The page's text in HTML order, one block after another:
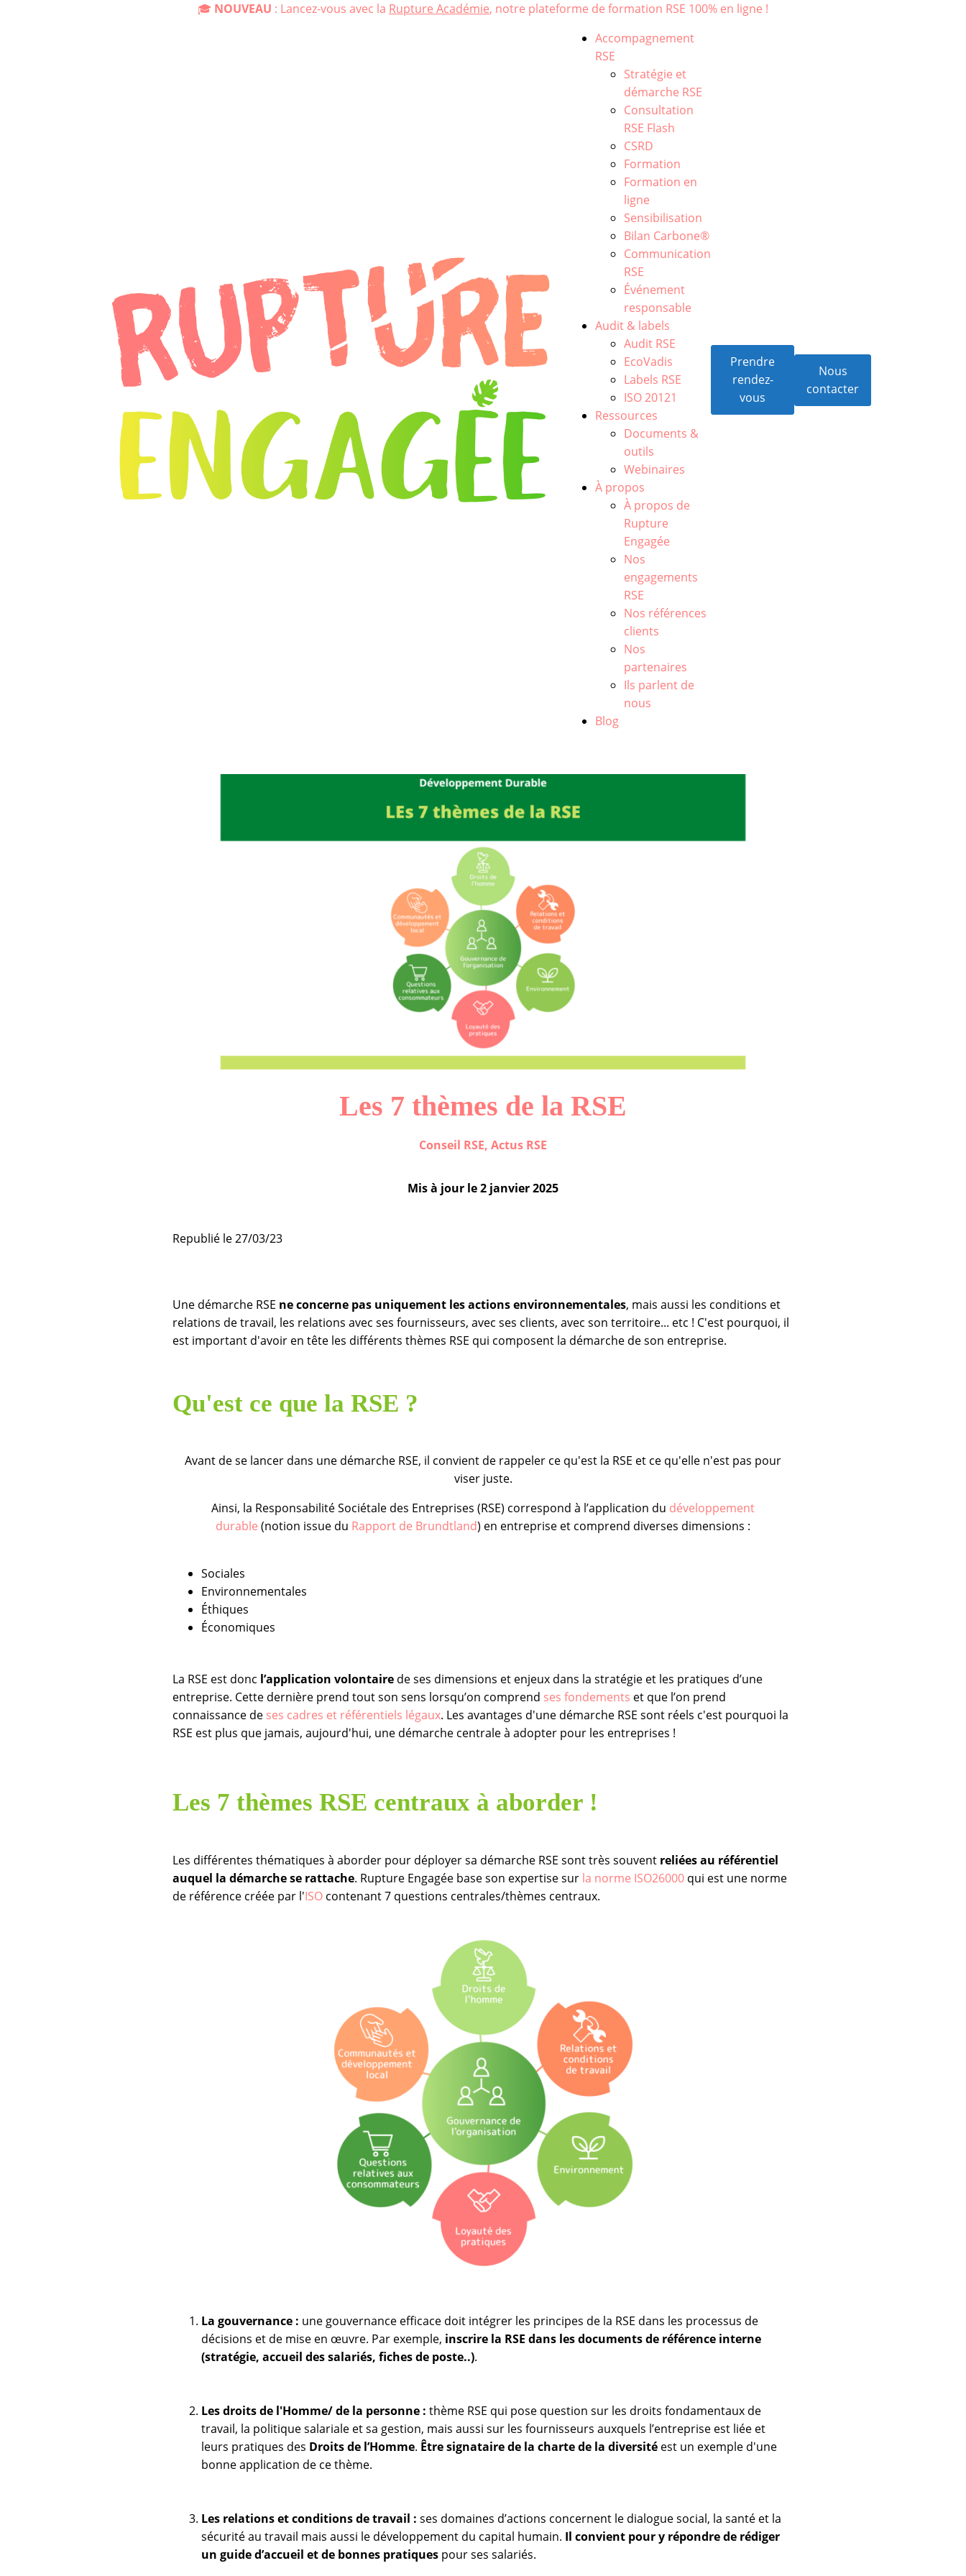
🎓 NOUVEAU : Lancez-vous avec la Rupture Académie, notre plateforme de formation RSE 100% en ligne !
Accompagnement
RSE
Stratégie et
démarche RSE
Consultation
RSE Flash
CSRD
Formation
Formation en
ligne
Sensibilisation
Bilan Carbone®
Communication
RSE
Événement
responsable
Audit & labels
Audit RSE
EcoVadis
Labels RSE
ISO 20121
Ressources
Documents &
outils
Webinaires
À propos
À propos de
Rupture
Engagée
Nos
engagements
RSE
Nos références
clients
Nos
partenaires
Ils parlent de
nous
Blog
Prendre
rendez-
vous
Nous
contacter
Les 7 thèmes de la RSE
Conseil RSE, Actus RSE
Mis à jour le2 janvier 2025
Republié le 27/03/23
Une démarche RSE ne concerne pas uniquement les actions environnementales, mais aussi les conditions et
relations de travail, les relations avec ses fournisseurs, avec ses clients, avec son territoire... etc ! C'est pourquoi, il
est important d'avoir en tête les différents thèmes RSE qui composent la démarche de son entreprise.
Qu'est ce que la RSE ?
Avant de se lancer dans une démarche RSE, il convient de rappeler ce qu'est la RSE et ce qu'elle n'est pas pour
viser juste.
Ainsi, la Responsabilité Sociétale des Entreprises (RSE) correspond à l’application du développement
durable (notion issue du Rapport de Brundtland) en entreprise et comprend diverses dimensions :
Sociales
Environnementales
Éthiques
Économiques
La RSE est donc l’application volontaire de ses dimensions et enjeux dans la stratégie et les pratiques d’une
entreprise. Cette dernière prend tout son sens lorsqu’on comprend ses fondements et que l’on prend
connaissance de ses cadres et référentiels légaux. Les avantages d'une démarche RSE sont réels c'est pourquoi la
RSE est plus que jamais, aujourd'hui, une démarche centrale à adopter pour les entreprises !
Les 7 thèmes RSE centraux à aborder !
Les différentes thématiques à aborder pour déployer sa démarche RSE sont très souvent reliées au référentiel
auquel la démarche se rattache. Rupture Engagée base son expertise sur la norme ISO26000 qui est une norme
de référence créée par l'ISO contenant 7 questions centrales/thèmes centraux.
La gouvernance : une gouvernance efficace doit intégrer les principes de la RSE dans les processus de
décisions et de mise en œuvre. Par exemple, inscrire la RSE dans les documents de référence interne
(stratégie, accueil des salariés, fiches de poste..).
Les droits de l'Homme/ de la personne : thème RSE qui pose question sur les droits fondamentaux de
travail, la politique salariale et sa gestion, mais aussi sur les fournisseurs auxquels l’entreprise est liée et
leurs pratiques des Droits de l’Homme. Être signataire de la charte de la diversité est un exemple d'une
bonne application de ce thème.
Les relations et conditions de travail : ses domaines d’actions concernent le dialogue social, la santé et la
sécurité au travail mais aussi le développement du capital humain. Il convient pour y répondre de rédiger
un guide d’accueil et de bonnes pratiques pour ses salariés.